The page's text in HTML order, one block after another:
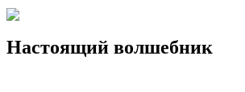
Настоящий волшебник